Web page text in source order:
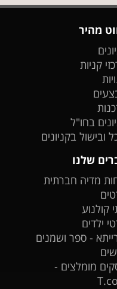
מהיר
קניות
בחו"ל
ובישול בקניונים
שלנו
מדיה חברתית
קולנוע
ילדים
- ספר ושמנים
מומלצים -